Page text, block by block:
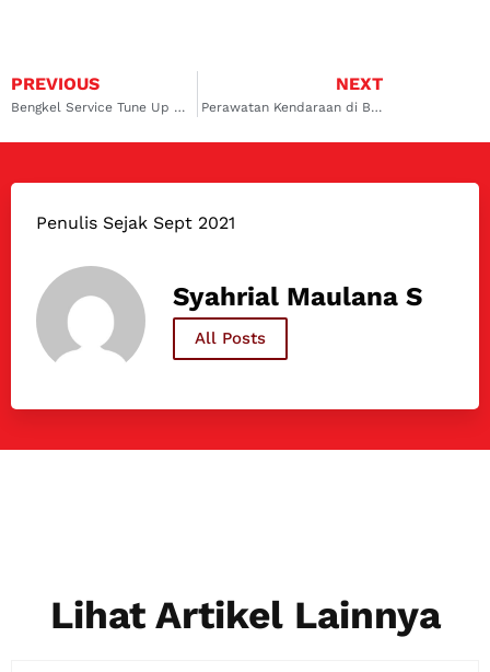
PREVIOUS
Bengkel Service Tune Up Mobil Berkualitas Untuk Anda
NEXT
Perawatan Kendaraan di Bengkel Terdekat Service AC Mobil
Penulis Sejak Sept 2021
Syahrial Maulana S
All Posts
Lihat Artikel Lainnya